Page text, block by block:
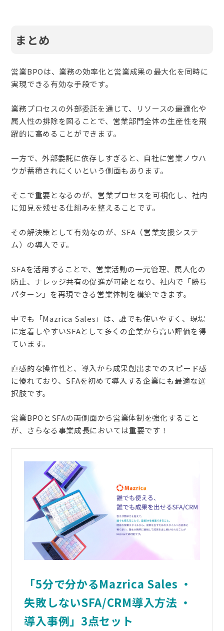
まとめ
営業BPOは、業務の効率化と営業成果の最大化を同時に
実現できる有効な手段です。
業務プロセスの外部委託を通じて、リソースの最適化や
属人性の排除を図ることで、営業部門全体の生産性を飛
躍的に高めることができます。
一方で、外部委託に依存しすぎると、自社に営業ノウハ
ウが蓄積されにくいという側面もあります。
そこで重要となるのが、営業プロセスを可視化し、社内
に知見を残せる仕組みを整えることです。
その解決策として有効なのが、SFA（営業支援システ
ム）の導入です。
SFAを活用することで、営業活動の一元管理、属人化の
防止、ナレッジ共有の促進が可能となり、社内で「勝ち
パターン」を再現できる営業体制を構築できます。
中でも「Mazrica Sales」は、誰でも使いやすく、現場
に定着しやすいSFAとして多くの企業から高い評価を得
ています。
直感的な操作性と、導入から成果創出までのスピード感
に優れており、SFAを初めて導入する企業にも最適な選
択肢です。
営業BPOとSFAの両側面から営業体制を強化すること
が、さらなる事業成長においては重要です！
「5分で分かるMazrica Sales ・
失敗しないSFA/CRM導入方法 ・
導入事例」3点セット